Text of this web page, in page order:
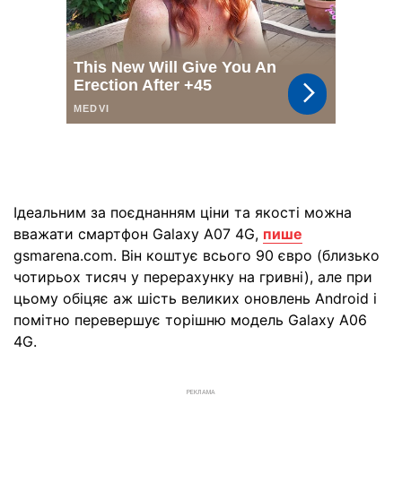
Ідеальним за поєднанням ціни та якості можна
вважати смартфон Galaxy A07 4G, пише
gsmarena.com. Він коштує всього 90 євро (близько
чотирьох тисяч у перерахунку на гривні), але при
цьому обіцяє аж шість великих оновлень Android і
помітно перевершує торішню модель Galaxy A06
4G.
РЕКЛАМА